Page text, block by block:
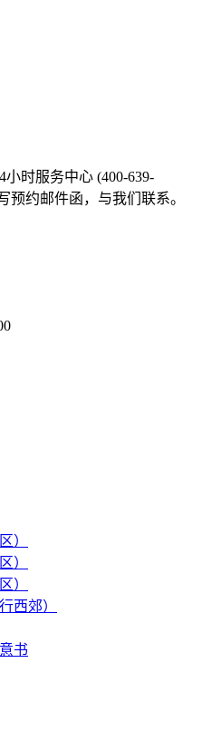
时服务中心 (400-639-
预约邮件函，与我们联系。
）
）
）
西郊）
书